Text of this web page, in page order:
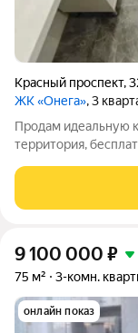
Красный проспект,
ЖК «Онега», 3
Продам идеальную
территория,
14 м Жилая
квартире остается:
9 100 000 ₽
75 м² 3-комн.
онлайн показ